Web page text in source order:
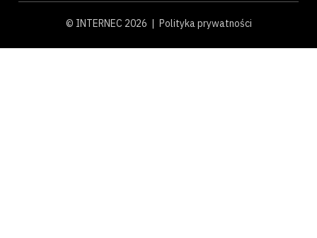
© INTERNEC 2026 | Polityka prywatności